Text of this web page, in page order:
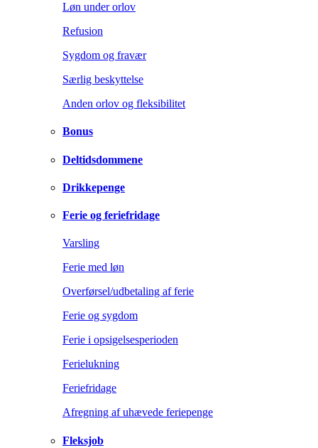
Løn under orlov
Refusion
Sygdom og fravær
Særlig beskyttelse
Anden orlov og fleksibilitet
Bonus
Deltidsdommene
Drikkepenge
Ferie og feriefridage
Varsling
Ferie med løn
Overførsel/udbetaling af ferie
Ferie og sygdom
Ferie i opsigelsesperioden
Ferielukning
Feriefridage
Afregning af uhævede feriepenge
Fleksjob